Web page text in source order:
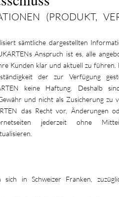
(PRODUKT,
sämtliche dargestellten
Anspruch ist es, alle
Kunden klar und aktuell zu führen.
der zur Verfügung
keine Haftung. Deshalb
und nicht als Zusicherung zu
das Recht vor, Änderungen
jederzeit ohne
sich in Schweizer Franken,